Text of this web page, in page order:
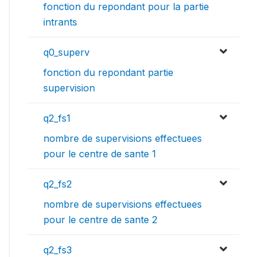
fonction du repondant pour la partie
intrants
q0_superv
fonction du repondant partie
supervision
q2_fs1
nombre de supervisions effectuees
pour le centre de sante 1
q2_fs2
nombre de supervisions effectuees
pour le centre de sante 2
q2_fs3